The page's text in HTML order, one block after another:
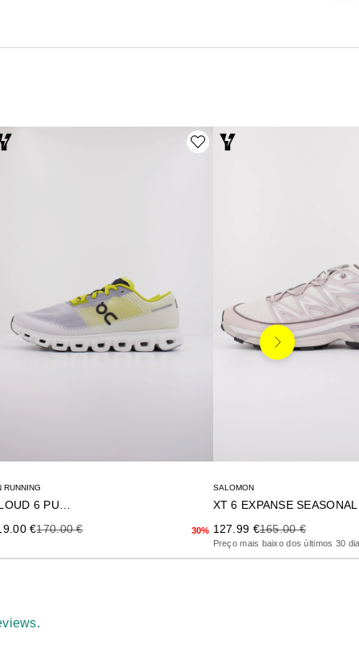
RUNNING
de oferta
€Precio anterior
170.00 € 30%
SALOMON
XT 6 EXPANSE SEASONAL
Precio de oferta
127.99 €Precio anterior
165.00 €
Preço mais baixo dos últimos 30
Siguiente